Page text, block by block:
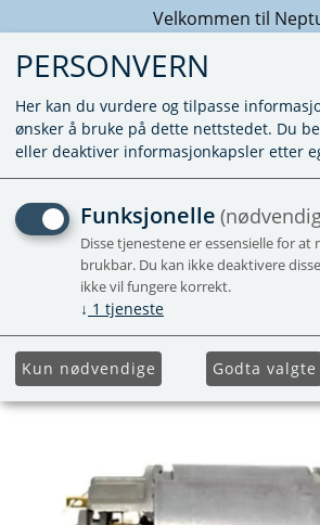
Velkommen til
VIFTEMOTOR
Viftemotor for Trumatic
PERSONVERN
Her kan du vurdere og tilpasse
ønsker å bruke på dette nettstedet. Du
eller deaktiver informasjonkapsler etter
Funksjonelle
Disse tjenestene er essensielle for
brukbar. Du kan ikke deaktivere
ikke vil fungere korrekt.
↓ 1 tjeneste
Kun nødvendige Godta valgte